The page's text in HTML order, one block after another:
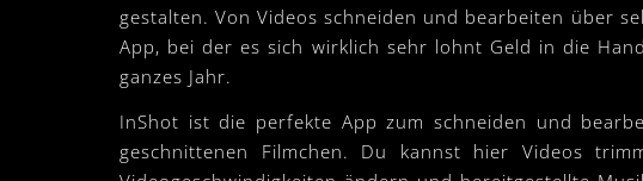
gestalten. Von Videos schneiden und bearbeiten über
App, bei der es sich wirklich sehr lohnt Geld in die
ganzes Jahr.
InShot ist die perfekte App zum schneiden und
geschnittenen Filmchen. Du kannst hier Videos